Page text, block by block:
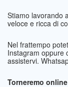
Stiamo lavorando
veloce e ricca di
Nel frattempo
Instagram oppure
assistervi.
Torneremo